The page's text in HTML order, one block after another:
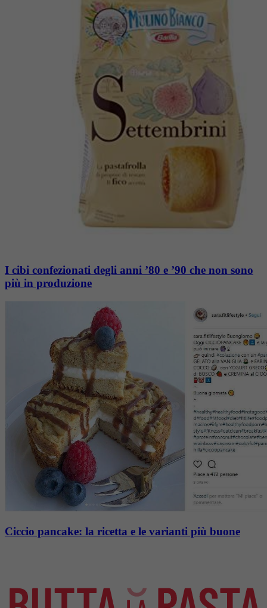
I cibi confezionati degli anni ’80 e ’90 che non sono
più in produzione
Ciccio pancake: la ricetta e le varianti più buone